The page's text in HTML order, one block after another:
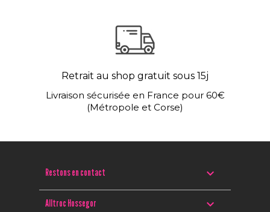
Retrait au shop gratuit sous 15j
Livraison sécurisée en France pour 60€
(Métropole et Corse)
Restons en contact 
Alltroc Hossegor 